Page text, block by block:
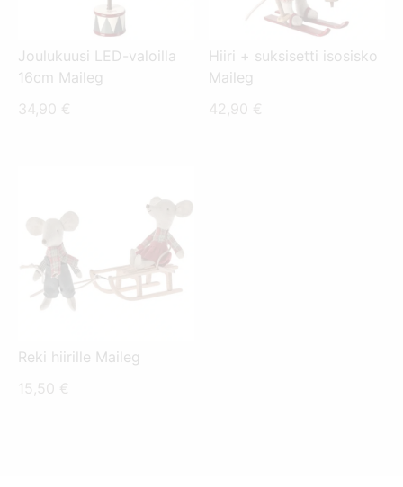
Joulukuusi LED-valoilla
16cm Maileg
34,90 €
Hiiri + suksisetti isosisko
Maileg
42,90 €
Reki hiirille Maileg
15,50 €